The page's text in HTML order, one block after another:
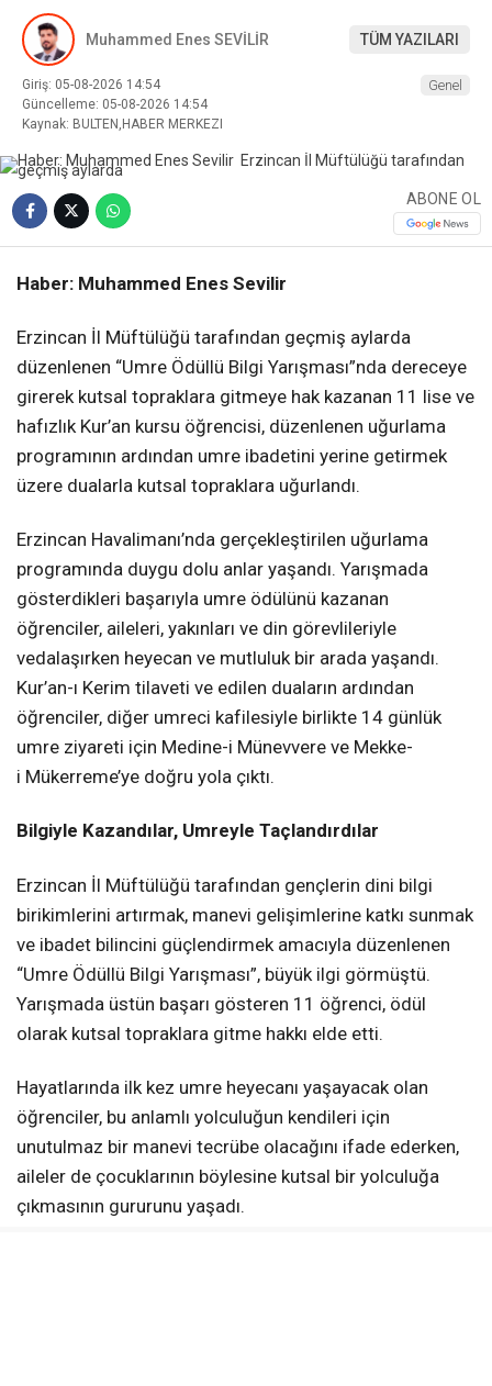
Muhammed Enes SEVİLİR TÜM YAZILARI
Giriş: 05-08-2026 14:54
Güncelleme: 05-08-2026 14:54
Kaynak: BULTEN,HABER MERKEZI
Genel
ABONE OL
Haber: Muhammed Enes Sevilir
Erzincan İl Müftülüğü tarafından geçmiş aylarda
düzenlenen “Umre Ödüllü Bilgi Yarışması”nda dereceye
girerek kutsal topraklara gitmeye hak kazanan 11 lise ve
hafızlık Kur’an kursu öğrencisi, düzenlenen uğurlama
programının ardından umre ibadetini yerine getirmek
üzere dualarla kutsal topraklara uğurlandı.
Erzincan Havalimanı’nda gerçekleştirilen uğurlama
programında duygu dolu anlar yaşandı. Yarışmada
gösterdikleri başarıyla umre ödülünü kazanan
öğrenciler, aileleri, yakınları ve din görevlileriyle
vedalaşırken heyecan ve mutluluk bir arada yaşandı.
Kur’an-ı Kerim tilaveti ve edilen duaların ardından
öğrenciler, diğer umreci kafilesiyle birlikte 14 günlük
umre ziyareti için Medine-i Münevvere ve Mekke-
i Mükerreme’ye doğru yola çıktı.
Bilgiyle Kazandılar, Umreyle Taçlandırdılar
Erzincan İl Müftülüğü tarafından gençlerin dini bilgi
birikimlerini artırmak, manevi gelişimlerine katkı sunmak
ve ibadet bilincini güçlendirmek amacıyla düzenlenen
“Umre Ödüllü Bilgi Yarışması”, büyük ilgi görmüştü.
Yarışmada üstün başarı gösteren 11 öğrenci, ödül
olarak kutsal topraklara gitme hakkı elde etti.
Hayatlarında ilk kez umre heyecanı yaşayacak olan
öğrenciler, bu anlamlı yolculuğun kendileri için
unutulmaz bir manevi tecrübe olacağını ifade ederken,
aileler de çocuklarının böylesine kutsal bir yolculuğa
çıkmasının gururunu yaşadı.